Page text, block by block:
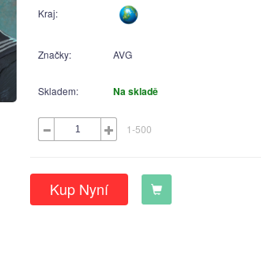
Kraj:
Značky: AVG
Skladem: Na skladě
1-500
Kup Nyní